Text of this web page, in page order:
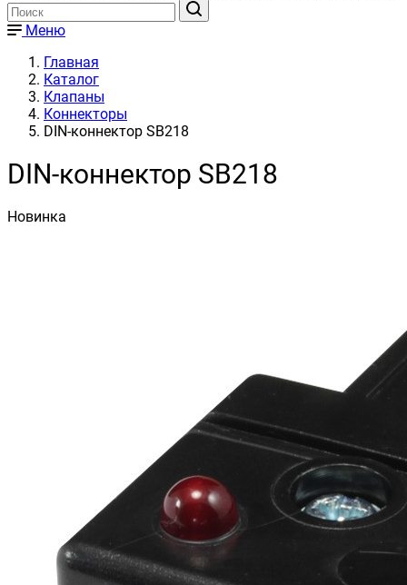
Меню
Главная
Каталог
Клапаны
Коннекторы
DIN-коннектор SB218
DIN-коннектор SB218
Новинка